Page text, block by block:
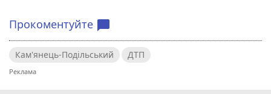
Прокоментуйте chat_bubble
Кам'янець-Подільський ДТП